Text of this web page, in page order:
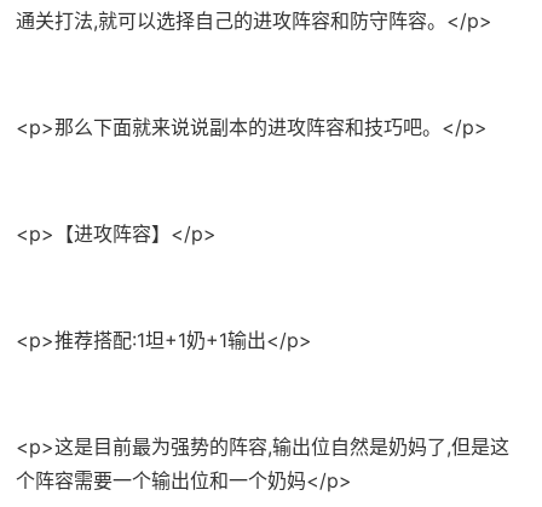
通关打法,就可以选择自己的进攻阵容和防守阵容。</p>
<p>那么下面就来说说副本的进攻阵容和技巧吧。</p>
<p>【进攻阵容】</p>
<p>推荐搭配:1坦+1奶+1输出</p>
<p>这是目前最为强势的阵容,输出位自然是奶妈了,但是这
个阵容需要一个输出位和一个奶妈</p>